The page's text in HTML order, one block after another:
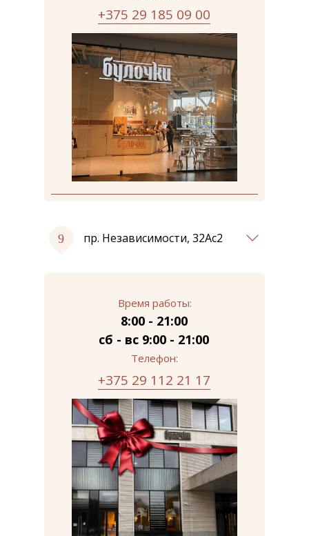
+375 29 185 09 00
пр. Независимости, 32Ас2
8:00 - 21:00
cб - вс 9:00 - 21:00
Время работы:
+375 29 112 21 17
Телефон: